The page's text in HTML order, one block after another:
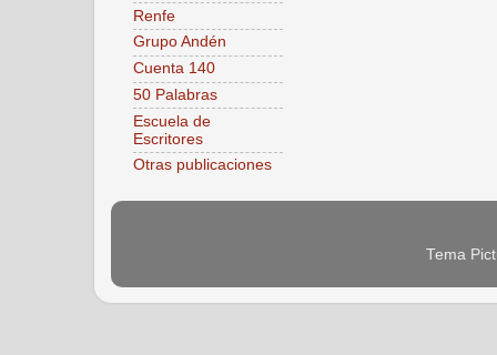
Renfe
Grupo Andén
Cuenta 140
50 Palabras
Escuela de
Escritores
Otras publicaciones
Tema